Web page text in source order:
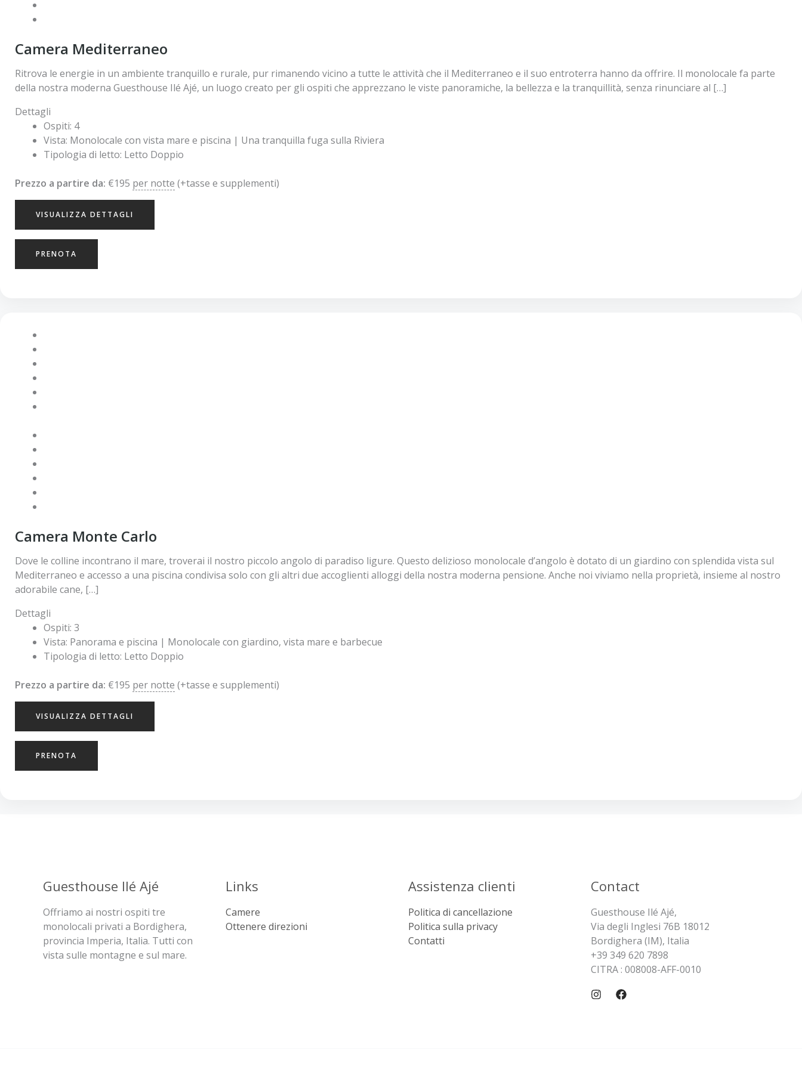
Camera Mediterraneo
Ritrova le energie in un ambiente tranquillo e rurale, pur rimanendo vicino a tutte le attività che il Mediterraneo e il suo entroterra hanno da offrire. Il monolocale fa parte
della nostra moderna Guesthouse Ilé Ajé, un luogo creato per gli ospiti che apprezzano le viste panoramiche, la bellezza e la tranquillità, senza rinunciare al […]
Dettagli
Ospiti: 4
Vista: Monolocale con vista mare e piscina | Una tranquilla fuga sulla Riviera
Tipologia di letto: Letto Doppio
Prezzo a partire da: €195 per notte (+tasse e supplementi)
VISUALIZZA DETTAGLI
PRENOTA
Camera Monte Carlo
Dove le colline incontrano il mare, troverai il nostro piccolo angolo di paradiso ligure. Questo delizioso monolocale d’angolo è dotato di un giardino con splendida vista sul
Mediterraneo e accesso a una piscina condivisa solo con gli altri due accoglienti alloggi della nostra moderna pensione. Anche noi viviamo nella proprietà, insieme al nostro
adorabile cane, […]
Dettagli
Ospiti: 3
Vista: Panorama e piscina | Monolocale con giardino, vista mare e barbecue
Tipologia di letto: Letto Doppio
Prezzo a partire da: €195 per notte (+tasse e supplementi)
VISUALIZZA DETTAGLI
PRENOTA
Guesthouse Ilé Ajé
Offriamo ai nostri ospiti tre
monolocali privati a Bordighera,
provincia Imperia, Italia. Tutti con
vista sulle montagne e sul mare.
Links
Camere
Ottenere direzioni
Assistenza clienti
Politica di cancellazione
Politica sulla privacy
Contatti
Contact
Guesthouse Ilé Ajé,
Via degli Inglesi 76B 18012
Bordighera (IM), Italia
+39 349 620 7898
CITRA : 008008-AFF-0010